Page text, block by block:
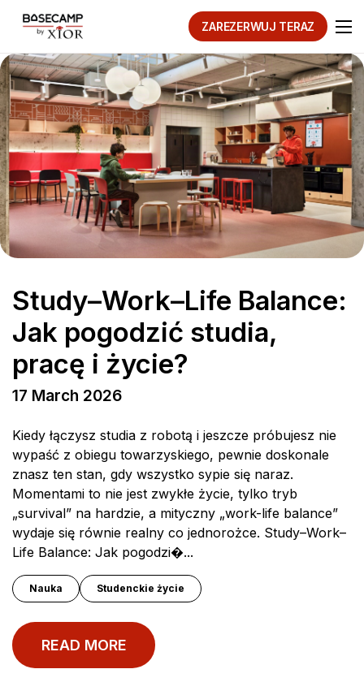
ZAREZERWUJ TERAZ
Study–Work–Life Balance:
Jak pogodzić studia,
pracę i życie?
17 March 2026
Kiedy łączysz studia z robotą i jeszcze próbujesz nie
wypaść z obiegu towarzyskiego, pewnie doskonale
znasz ten stan, gdy wszystko sypie się naraz.
Momentami to nie jest zwykłe życie, tylko tryb
„survival” na hardzie, a mityczny „work-life balance”
wydaje się równie realny co jednorożce. Study–Work–
Life Balance: Jak pogodzi�...
Nauka Studenckie życie
READ MORE